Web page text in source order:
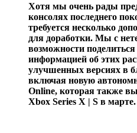
Хотя мы очень рады
консолях последнего
требуется несколько
для доработки. Мы с
возможности
информацией об этих
улучшенных версиях в
включая новую
Online, которая также
Xbox Series X | S в марте.